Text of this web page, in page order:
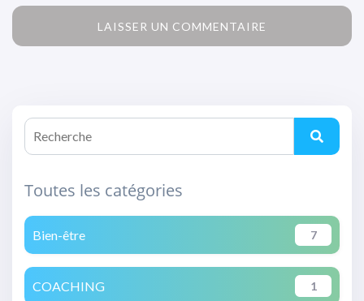
Toutes les catégories
Bien-être 7
COACHING 1